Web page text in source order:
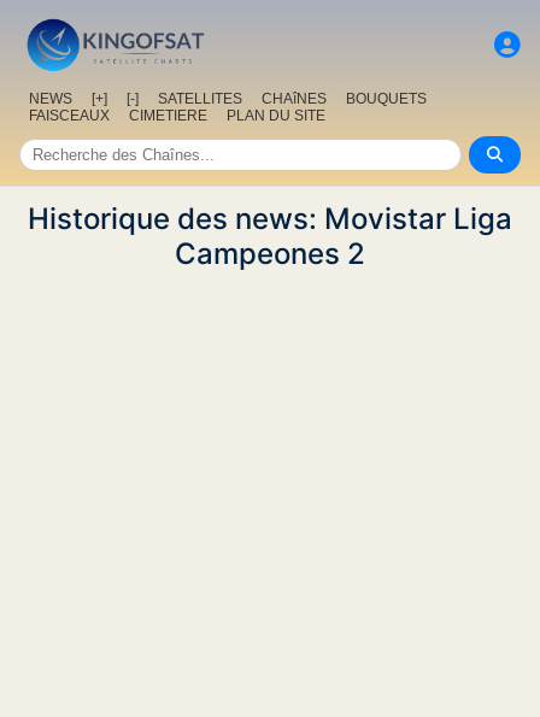
NEWS [+] [-] SATELLITES CHAîNES
BOUQUETS
FAISCEAUX
CIMETIERE PLAN DU SITE
Historique des news: Movistar Liga
Campeones 2